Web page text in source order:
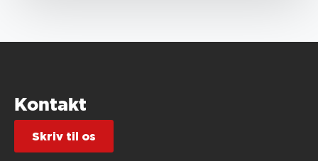
Kontakt
Skriv til os